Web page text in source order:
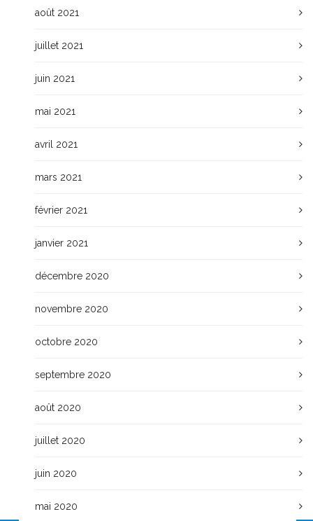
août 2021
juillet 2021
juin 2021
mai 2021
avril 2021
mars 2021
février 2021
janvier 2021
décembre 2020
novembre 2020
octobre 2020
septembre 2020
août 2020
juillet 2020
juin 2020
mai 2020